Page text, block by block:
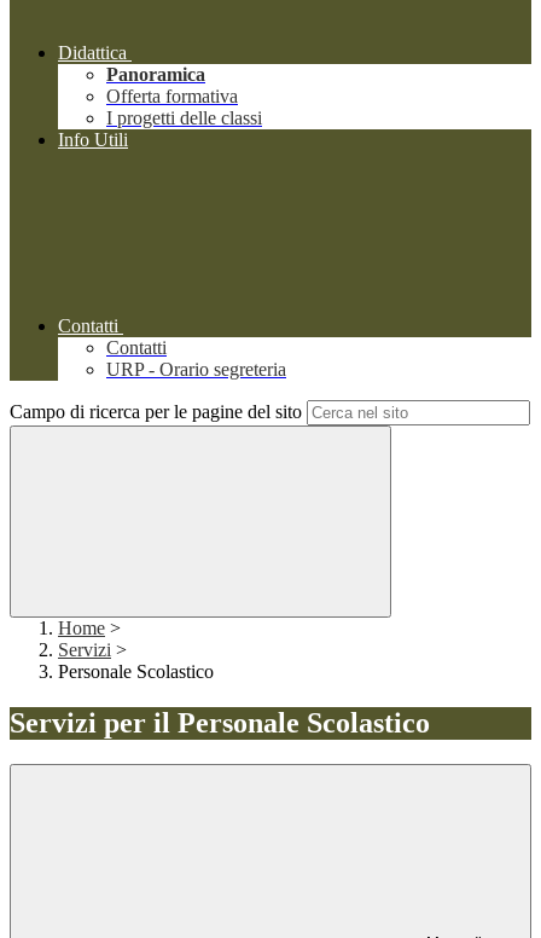
Didattica
Panoramica
Offerta formativa
I progetti delle classi
Info Utili
Contatti
Contatti
URP - Orario segreteria
Campo di ricerca per le pagine del sito
Home >
Servizi >
Personale Scolastico
Servizi per il Personale Scolastico